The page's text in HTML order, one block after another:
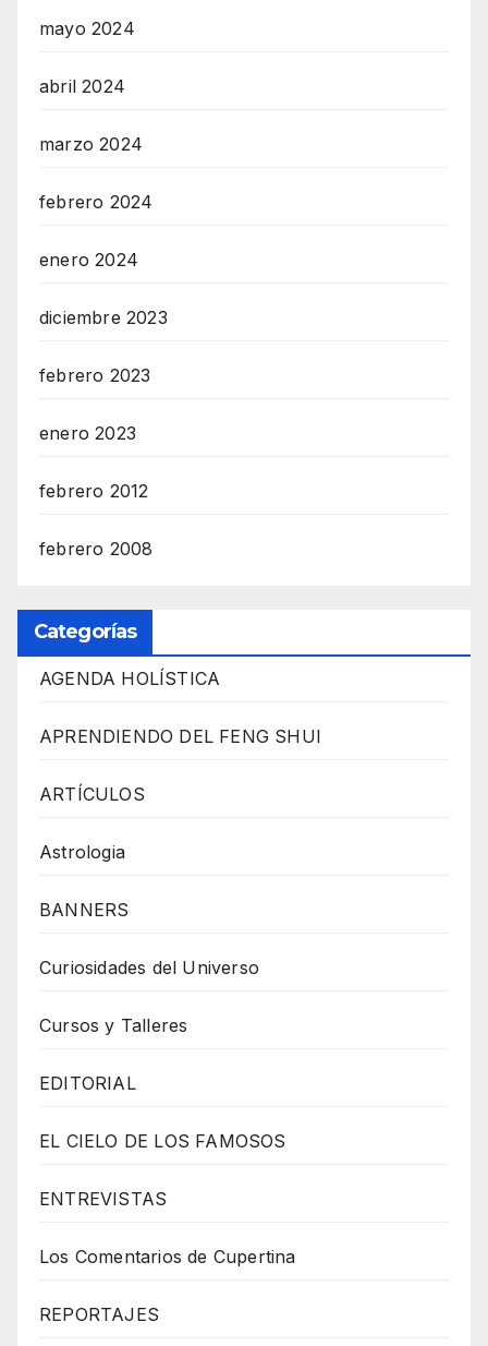
mayo 2024
abril 2024
marzo 2024
febrero 2024
enero 2024
diciembre 2023
febrero 2023
enero 2023
febrero 2012
febrero 2008
Categorías
AGENDA HOLÍSTICA
APRENDIENDO DEL FENG SHUI
ARTÍCULOS
Astrologia
BANNERS
Curiosidades del Universo
Cursos y Talleres
EDITORIAL
EL CIELO DE LOS FAMOSOS
ENTREVISTAS
Los Comentarios de Cupertina
REPORTAJES